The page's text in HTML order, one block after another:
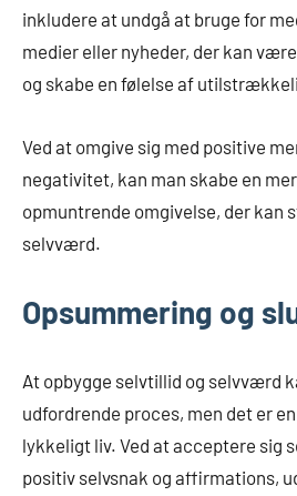
inkludere at undgå at bruge for
medier eller nyheder, der kan
og skabe en følelse af
Ved at omgive sig med positive
negativitet, kan man skabe en
opmuntrende omgivelse, der kan
selvværd.
Opsummering og
At opbygge selvtillid og selvværd
udfordrende proces, men det er
lykkeligt liv. Ved at acceptere sig
positiv selvsnak og affirmations,